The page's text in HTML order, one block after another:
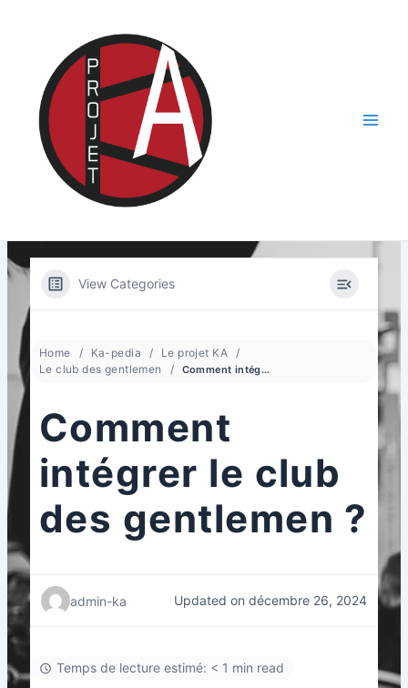
View Categories
Home Ka-pedia
Le projet KA
Le club des gentlemen
Comment intégrer le club des gentlemen ?
Comment
intégrer le club
des gentlemen ?
admin-ka Updated on décembre 26, 2024
Temps de lecture estimé: < 1 min read